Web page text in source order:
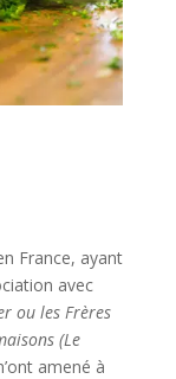
France, ayant
avec
ou les Frères
(Le
amené à